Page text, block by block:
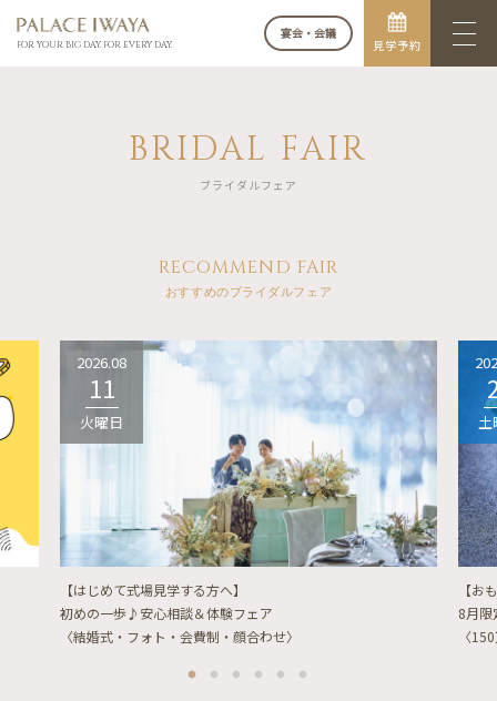
FOR YOUR BIG DAY. FOR EVERY DAY.
宴会・会議
見学予約
BRIDAL FAIR
ブライダルフェア
RECOMMEND FAIR
おすすめのブライダルフェア
2026.08
11
火曜日
【はじめて式場見学する方へ】
初めの一歩♪安心相談＆体験フェア
〈結婚式・フォト・会費制・顔合わせ〉
土
【お
8月限
〈